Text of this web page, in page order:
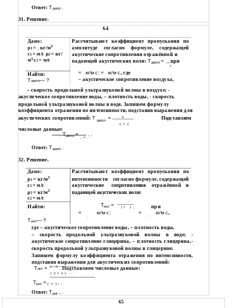
Ответ:Тампл
31. Решение.
64
Дано:
ρ1 = ,кг/м3
с1 = м/с ρ2= кг/
м3с2= м/с
Найти:
Тампл— ?
Рассчитывают коэффициент пропускания по
амплитуде согласно формуле, содержащей
акустические сопротивления отражённой и
падающей акустических волн:Тампл= ∙ , при
+
= ∙ кг⁄м с; = ∙ кг⁄м с, где
– акустическое сопротивление воздуха,
– скорость продольной ультразвуковой волны в воздухе; -
акустическое сопротивление воды, – плотность воды, - скорость
продольной ультразвуковой волны в воде. Запишем формулу
коэффициента отражения по интенсивности, подставив выражения для
акустических сопротивлений:Т ампл = ∙ ∙с . Подставляем
∙с + ∙с
числовые данные:
∙ ∙Тампл=
, ∙+∙
Ответ:Тампл .
32. Решение.
Дано: Рассчитывают коэффициент пропускания
по
ρ1 = кг/м3 интенсивности
согласно формуле, содержащей
с1 = м/с акустические сопротивления отражённой
и
ρ2= кг/м3 падающей акустических волн:
с2= м/с
∙ ∙
Найти: Тинт = при
( + )
= кг⁄м с; =
∙
кг⁄м с,
Тинт— ?
∙
где – акустическое сопротивление воды, – плотность воды,
– скорость продольной ультразвуковой волны в воде; -
акустическое сопротивление глицерина, – плотность глицерина,-
скорость продольной ультразвуковой волны в глицерине.
Запишем формулу коэффициента отражения по интенсивности,
подставив выражения для акустических сопротивлений:
Тинт = ∙с ∙ ∙с.Подставляем числовые данные:
( ∙с + ∙с ) ∙ ∙ ∙ ∙
Тинт =( ∙+∙ )
Ответ:Тинт , .
65